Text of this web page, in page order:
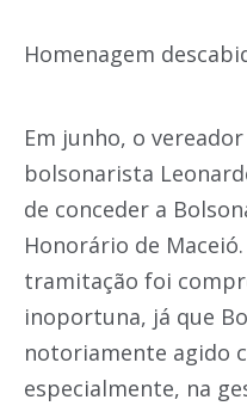
Homenagem
Em junho, o
bolsonarista
de conceder a
Honorário de
tramitação foi
inoportuna, já que
notoriamente agido
especialmente, na